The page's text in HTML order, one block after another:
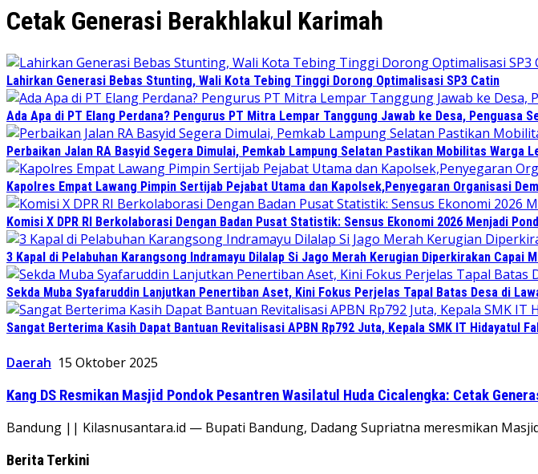
Cetak Generasi Berakhlakul Karimah
Lahirkan Generasi Bebas Stunting, Wali Kota Tebing Tinggi Dorong Optimalisasi SP3 Catin
Ada Apa di PT Elang Perdana? Pengurus PT Mitra Lempar Tanggung Jawab ke Desa, Penguasa
Perbaikan Jalan RA Basyid Segera Dimulai, Pemkab Lampung Selatan Pastikan Mobilitas Warga
Kapolres Empat Lawang Pimpin Sertijab Pejabat Utama dan Kapolsek,Penyegaran Organisasi
Komisi X DPR RI Berkolaborasi Dengan Badan Pusat Statistik: Sensus Ekonomi 2026 Menjadi
3 Kapal di Pelabuhan Karangsong Indramayu Dilalap Si Jago Merah Kerugian Diperkirakan Capai
Sekda Muba Syafaruddin Lanjutkan Penertiban Aset, Kini Fokus Perjelas Tapal Batas Desa di
Sangat Berterima Kasih Dapat Bantuan Revitalisasi APBN Rp792 Juta, Kepala SMK IT Hidayatul
Daerah 15 Oktober 2025
Kang DS Resmikan Masjid Pondok Pesantren Wasilatul Huda Cicalengka: Cetak
Bandung || Kilasnusantara.id — Bupati Bandung, Dadang Supriatna meresmikan
Berita Terkini